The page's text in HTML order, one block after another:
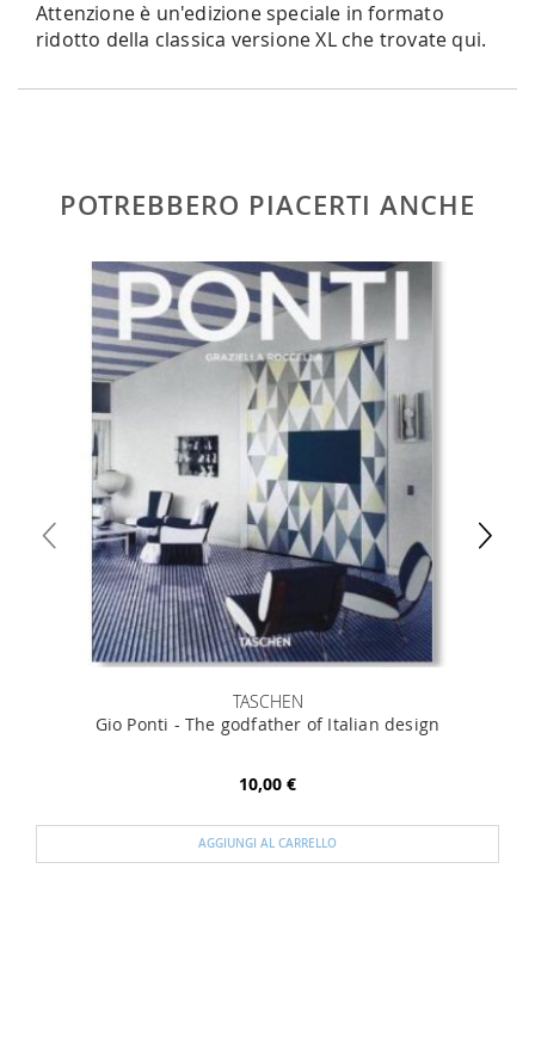
Attenzione è un'edizione speciale in formato
ridotto della classica versione XL che trovate qui.
POTREBBERO PIACERTI ANCHE
TASCHEN
Gio Ponti - The godfather of Italian design
10,00 €
AGGIUNGI AL CARRELLO